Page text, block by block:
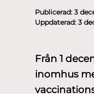
Publicerad: 3
Uppdaterad: 3
Från 1
inomhus